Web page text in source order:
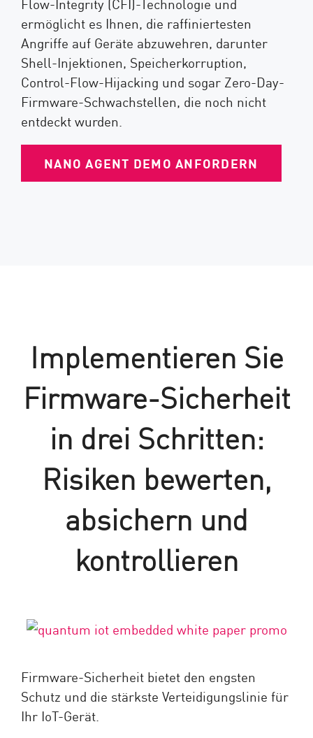
ermöglicht es Ihnen, die raffiniertesten
Angriffe auf Geräte abzuwehren, darunter
Shell-Injektionen, Speicherkorruption,
Control-Flow-Hijacking und sogar Zero-Day-
Firmware-Schwachstellen, die noch nicht
entdeckt wurden.
NANO AGENT DEMO ANFORDERN
Implementieren Sie
Firmware-Sicherheit
in drei Schritten:
Risiken bewerten,
absichern und
kontrollieren
Firmware-Sicherheit bietet den engsten
Schutz und die stärkste Verteidigungslinie für
Ihr IoT-Gerät.